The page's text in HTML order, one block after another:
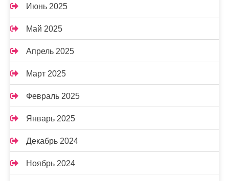
Июнь 2025
Май 2025
Апрель 2025
Март 2025
Февраль 2025
Январь 2025
Декабрь 2024
Ноябрь 2024